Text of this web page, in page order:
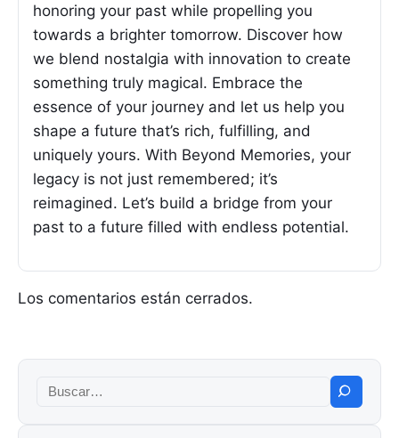
honoring your past while propelling you
towards a brighter tomorrow. Discover how
we blend nostalgia with innovation to create
something truly magical. Embrace the
essence of your journey and let us help you
shape a future that’s rich, fulfilling, and
uniquely yours. With Beyond Memories, your
legacy is not just remembered; it’s
reimagined. Let’s build a bridge from your
past to a future filled with endless potential.
Los comentarios están cerrados.
Buscar: